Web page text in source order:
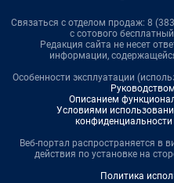
Связаться с отделом продаж: 8
с сотового
Редакция сайта не несет
информации,
Особенности эксплуатации
Описанием
Условиями
Веб-портал распространяется в
действия по установке на
Политика